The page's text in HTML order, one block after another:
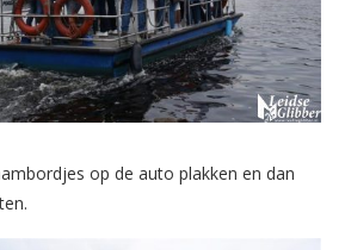
op de auto plakken en dan